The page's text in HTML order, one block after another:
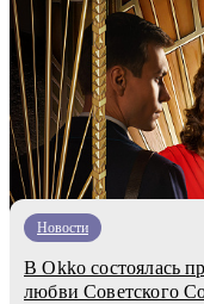
Новости
В Okko состоялась
любви Советского